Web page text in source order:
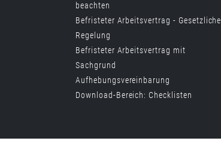
beachten
Befristeter Arbeitsvertrag - Gesetzliche
Regelung
Befristeter Arbeitsvertrag mit
Sachgrund
Aufhebungsvereinbarung
Download-Bereich: Checklisten